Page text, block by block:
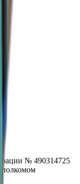
№ 490314725